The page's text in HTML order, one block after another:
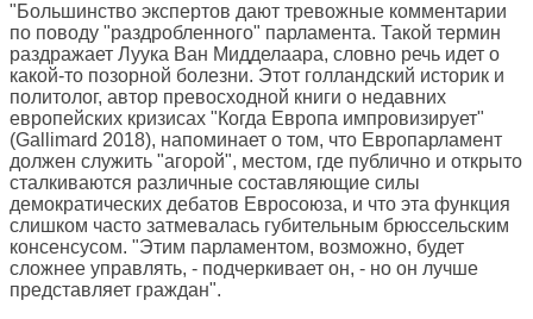
"Большинство экспертов дают тревожные комментарии
по поводу "раздробленного" парламента. Такой термин
раздражает Луука Ван Мидделаара, словно речь идет о
какой-то позорной болезни. Этот голландский историк и
политолог, автор превосходной книги о недавних
европейских кризисах "Когда Европа импровизирует"
(Gallimard 2018), напоминает о том, что Европарламент
должен служить "агорой", местом, где публично и открыто
сталкиваются различные составляющие силы
демократических дебатов Евросоюза, и что эта функция
слишком часто затмевалась губительным брюссельским
консенсусом. "Этим парламентом, возможно, будет
сложнее управлять, - подчеркивает он, - но он лучше
представляет граждан".